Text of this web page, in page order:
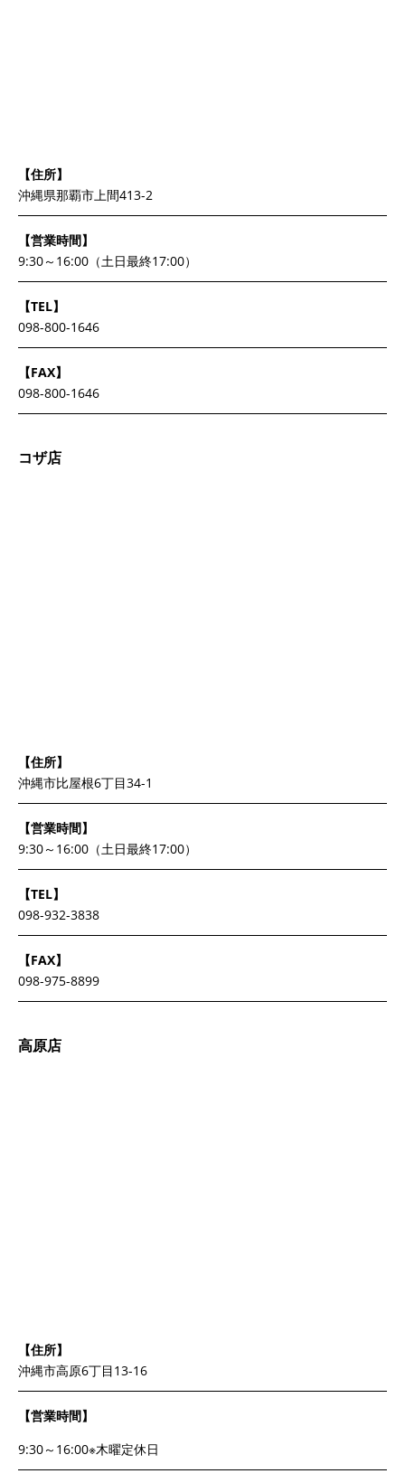
【住所】
沖縄県那覇市上間413-2
【営業時間】
9:30～16:00（土日最終17:00）
【TEL】
098-800-1646
【FAX】
098-800-1646
コザ店
【住所】
沖縄市比屋根6丁目34-1
【営業時間】
9:30～16:00（土日最終17:00）
【TEL】
098-932-3838
【FAX】
098-975-8899
高原店
【住所】
沖縄市高原6丁目13-16
【営業時間】
9:30～16:00※木曜定休日